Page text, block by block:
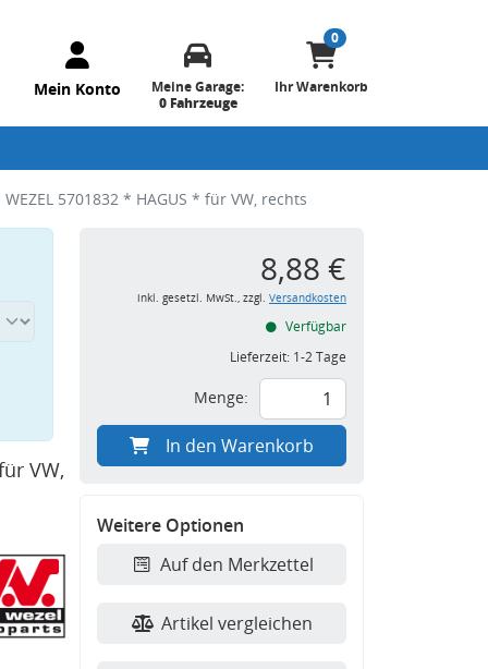
Mein Konto
Meine Garage:
0 Fahrzeuge
0
Ihr Warenkorb
5701832 * HAGUS * für VW, rechts
VW,
8,88 €
inkl. gesetzl. MwSt., zzgl. Versandkosten
Verfügbar
Lieferzeit: 1-2 Tage
Menge:
In den Warenkorb
Weitere Optionen
Auf den Merkzettel
Artikel vergleichen